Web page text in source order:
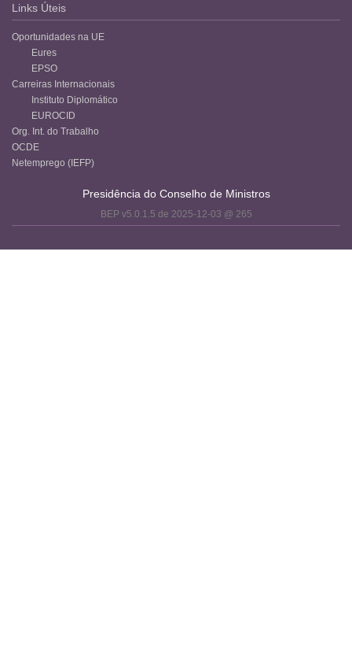
Links Úteis
Oportunidades na UE
Eures
EPSO
Carreiras Internacionais
Instituto Diplomático
EUROCID
Org. Int. do Trabalho
OCDE
Netemprego (IEFP)
Presidência do Conselho de Ministros
BEP v5.0.1.5 de 2025-12-03 @ 265